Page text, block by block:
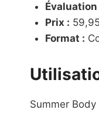
Évaluation
Prix :
Format :
Summer